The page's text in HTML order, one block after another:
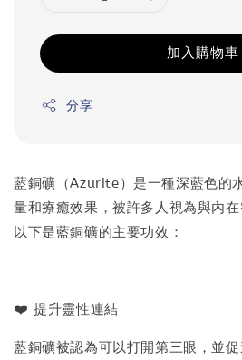
加入購物車
分享
藍銅礦（Azurite）是一種深藍色的
量和療癒效果，被許多人視為與內在
以下是藍銅礦的主要功效：
❤️ 提升靈性連結
藍銅礦被認為可以打開第三眼，並